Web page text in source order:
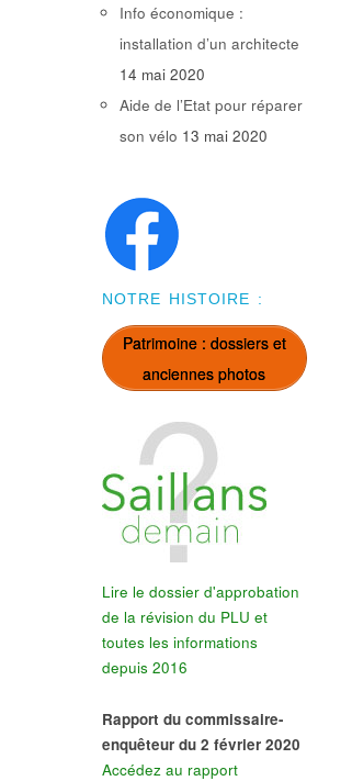
Info économique :
installation d’un architecte
14 mai 2020
Aide de l’Etat pour réparer
son vélo 13 mai 2020
NOTRE HISTOIRE :
Patrimoine : dossiers et
anciennes photos
Lire le dossier d'approbation
de la révision du PLU et
toutes les informations
depuis 2016
Rapport du commissaire-
enquêteur du 2 février 2020
Accédez au rapport